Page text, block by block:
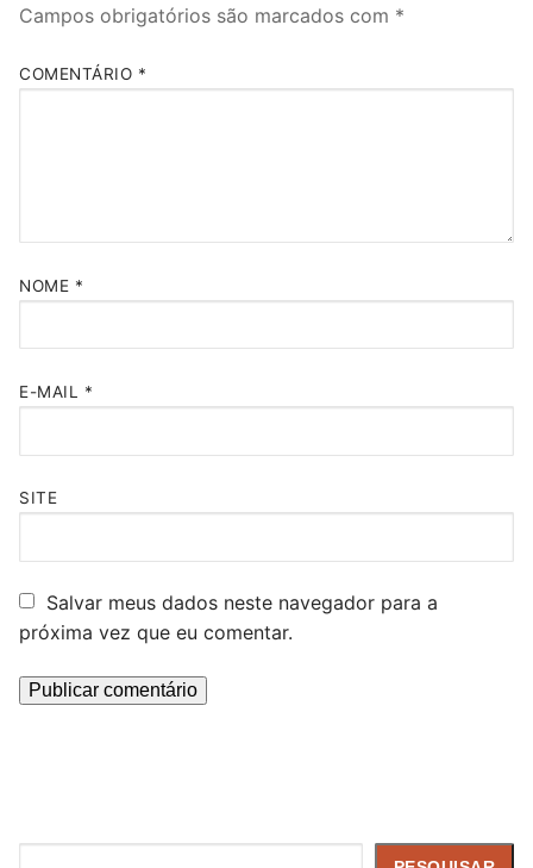
Campos obrigatórios são marcados com *
COMENTÁRIO *
NOME *
E-MAIL *
SITE
Salvar meus dados neste navegador para a
próxima vez que eu comentar.